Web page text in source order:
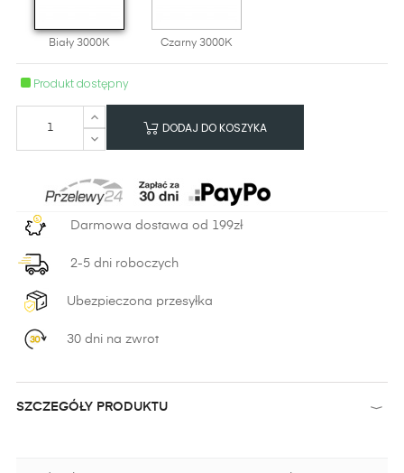
Biały 3000K Czarny 3000K
Produkt dostępny
DODAJ DO KOSZYKA
Darmowa dostawa od 199zł
2-5 dni roboczych
Ubezpieczona przesyłka
30 dni na zwrot
SZCZEGÓŁY PRODUKTU